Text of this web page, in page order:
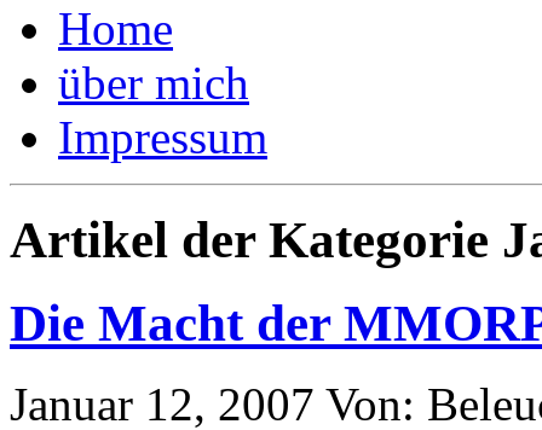
Home
über mich
Impressum
Artikel der Kategorie
Die Macht der
Januar 12, 2007 Von: